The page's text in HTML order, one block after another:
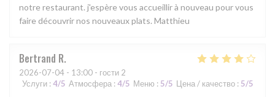
notre restaurant. j'espère vous accueillir à nouveau pour vous
faire découvrir nos nouveaux plats. Matthieu
Bertrand R
2026-07-04 - 13:00 - гости 2
Услуги : 4/5 Атмосфера : 4/5 Меню : 5/5 Цена / качество : 5/5